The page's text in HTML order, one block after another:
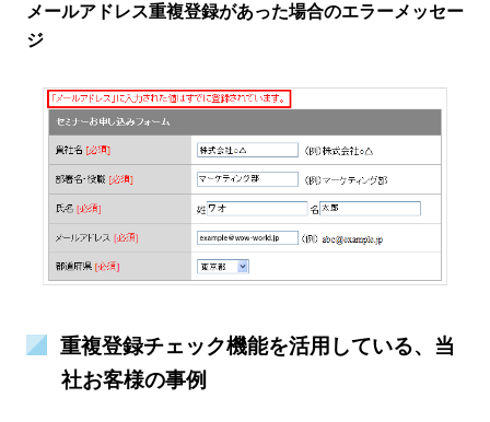
メールアドレス重複登録があった場合のエラーメッセー
ジ
重複登録チェック機能を活用している、当
社お客様の事例